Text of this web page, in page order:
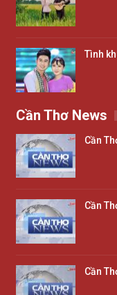
Tình
Cần Thơ News
Cần
Cần
Cần